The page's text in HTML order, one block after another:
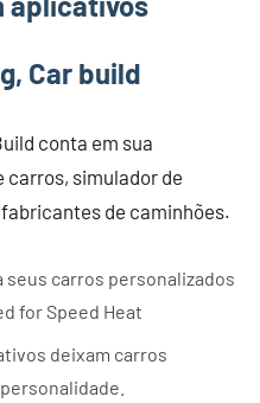
Car build
conta em sua
simulador de
de caminhões.
deixam carros